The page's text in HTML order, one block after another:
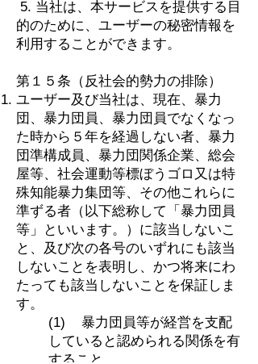
5. 当社は、本サービスを提供する目
的のために、ユーザーの秘密情報を
利用することができます。
第１５条（反社会的勢力の排除）
ユーザー及び当社は、現在、暴力
団、暴力団員、暴力団員でなくなっ
た時から５年を経過しない者、暴力
団準構成員、暴力団関係企業、総会
屋等、社会運動等標ぼうゴロ又は特
殊知能暴力集団等、その他これらに
準ずる者（以下総称して「暴力団員
等」といいます。）に該当しないこ
と、及び次の各号のいずれにも該当
しないことを表明し、かつ将来にわ
たっても該当しないことを保証しま
す。
​(1) 暴力団員等が経営を支配
していると認められる関係を有
すること。